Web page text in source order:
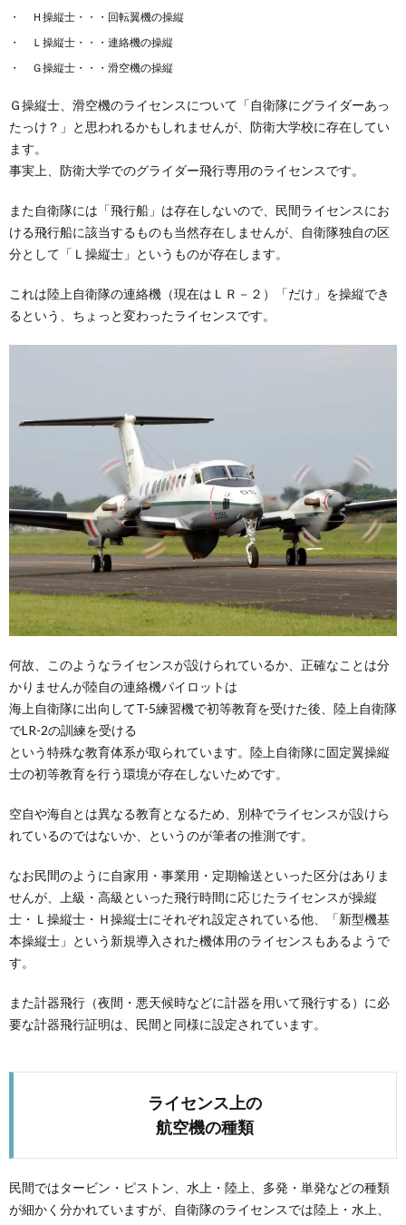
Ｈ操縦士・・・回転翼機の操縦
Ｌ操縦士・・・連絡機の操縦
Ｇ操縦士・・・滑空機の操縦
Ｇ操縦士、滑空機のライセンスについて「自衛隊にグライダーあっ
たっけ？」と思われるかもしれませんが、防衛大学校に存在してい
ます。
事実上、防衛大学でのグライダー飛行専用のライセンスです。
また自衛隊には「飛行船」は存在しないので、民間ライセンスにお
ける飛行船に該当するものも当然存在しませんが、自衛隊独自の区
分として「Ｌ操縦士」というものが存在します。
これは陸上自衛隊の連絡機（現在はＬＲ－２）「だけ」を操縦でき
るという、ちょっと変わったライセンスです。
何故、このようなライセンスが設けられているか、正確なことは分
かりませんが陸自の連絡機パイロットは
海上自衛隊に出向してT-5練習機で初等教育を受けた後、陸上自衛隊
でLR-2の訓練を受ける
という特殊な教育体系が取られています。陸上自衛隊に固定翼操縦
士の初等教育を行う環境が存在しないためです。
空自や海自とは異なる教育となるため、別枠でライセンスが設けら
れているのではないか、というのが筆者の推測です。
なお民間のように自家用・事業用・定期輸送といった区分はありま
せんが、上級・高級といった飛行時間に応じたライセンスが操縦
士・Ｌ操縦士・Ｈ操縦士にそれぞれ設定されている他、「新型機基
本操縦士」という新規導入された機体用のライセンスもあるようで
す。
また計器飛行（夜間・悪天候時などに計器を用いて飛行する）に必
要な計器飛行証明は、民間と同様に設定されています。
ライセンス上の
航空機の種類
民間ではタービン・ピストン、水上・陸上、多発・単発などの種類
が細かく分かれていますが、自衛隊のライセンスでは陸上・水上、